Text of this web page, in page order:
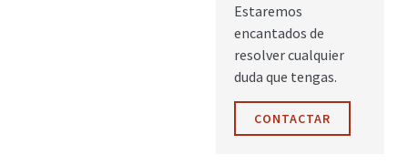
Estaremos
encantados de
resolver cualquier
duda que tengas.
CONTACTAR